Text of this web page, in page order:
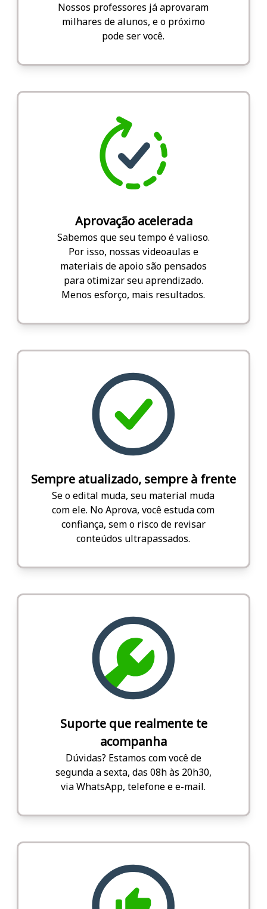
Nossos professores já aprovaram
milhares de alunos, e o próximo
pode ser você.
Aprovação acelerada
Sabemos que seu tempo é valioso.
Por isso, nossas videoaulas e
materiais de apoio são pensados
para otimizar seu aprendizado.
Menos esforço, mais resultados.
Sempre atualizado, sempre à frente
Se o edital muda, seu material muda
com ele. No Aprova, você estuda com
confiança, sem o risco de revisar
conteúdos ultrapassados.
Suporte que realmente te
acompanha
Dúvidas? Estamos com você de
segunda a sexta, das 08h às 20h30,
via WhatsApp, telefone e e-mail.